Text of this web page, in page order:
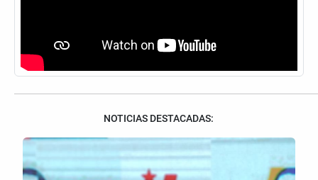
NOTICIAS DESTACADAS: